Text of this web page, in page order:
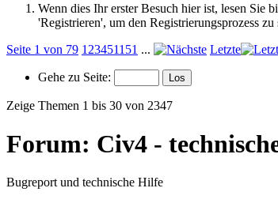
Wenn dies Ihr erster Besuch hier ist, lesen Sie
'Registrieren', um den Registrierungsprozess
Seite 1 von 79 1 234511 51 ... Letzte
Gehe zu Seite:
Zeige Themen 1 bis 30 von 2347
Forum: Civ4 -
Bugreport und technische Hilfe